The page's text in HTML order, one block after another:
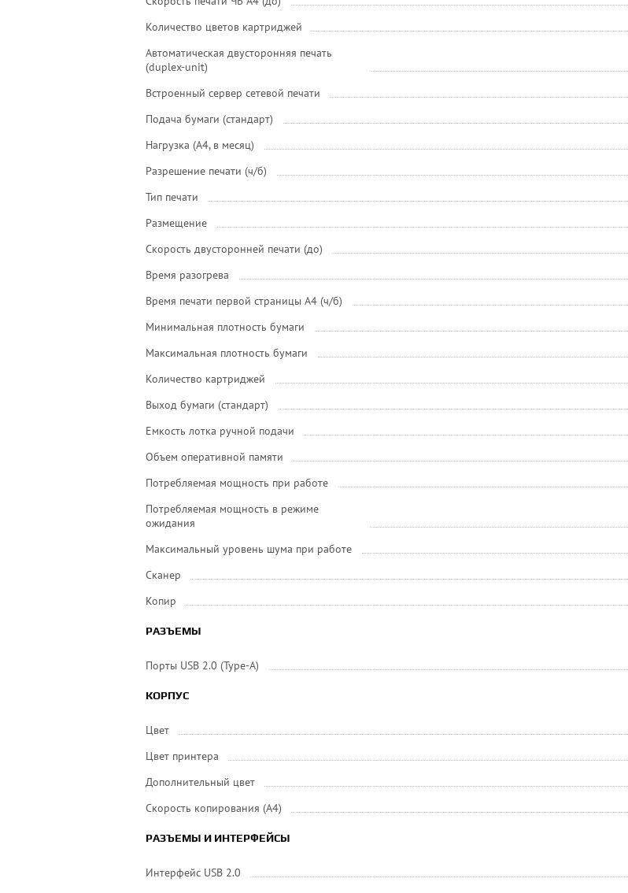
Количество цветов картриджей
Автоматическая двусторонняя печать
(duplex-unit)
Встроенный сервер сетевой печати
Подача бумаги (стандарт)
Нагрузка (А4, в месяц)
Разрешение печати (ч/б)
Тип печати
Размещение
Скорость двусторонней печати (до)
Время разогрева
Время печати первой страницы А4 (ч/б)
Минимальная плотность бумаги
Максимальная плотность бумаги
Количество картриджей
Выход бумаги (стандарт)
Емкость лотка ручной подачи
Объем оперативной памяти
Потребляемая мощность при работе
Потребляемая мощность в режиме
ожидания
Максимальный уровень шума при работе
Сканер
Копир
РАЗЪЕМЫ
Порты USB 2.0 (Type-A)
КОРПУС
Цвет
Цвет принтера
Дополнительный цвет
Скорость копирования (А4)
РАЗЪЕМЫ И ИНТЕРФЕЙСЫ
Интерфейс USB 2.0